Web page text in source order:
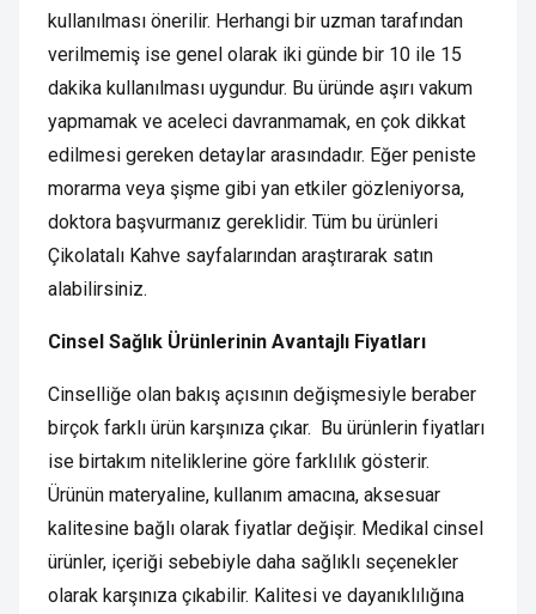
kullanılması önerilir. Herhangi bir uzman tarafından
verilmemiş ise genel olarak iki günde bir 10 ile 15
dakika kullanılması uygundur. Bu üründe aşırı vakum
yapmamak ve aceleci davranmamak, en çok dikkat
edilmesi gereken detaylar arasındadır. Eğer peniste
morarma veya şişme gibi yan etkiler gözleniyorsa,
doktora başvurmanız gereklidir. Tüm bu ürünleri
Çikolatalı Kahve sayfalarından araştırarak satın
alabilirsiniz.
Cinsel Sağlık Ürünlerinin Avantajlı Fiyatları
Cinselliğe olan bakış açısının değişmesiyle beraber
birçok farklı ürün karşınıza çıkar. Bu ürünlerin fiyatları
ise birtakım niteliklerine göre farklılık gösterir.
Ürünün materyaline, kullanım amacına, aksesuar
kalitesine bağlı olarak fiyatlar değişir. Medikal cinsel
ürünler, içeriği sebebiyle daha sağlıklı seçenekler
olarak karşınıza çıkabilir. Kalitesi ve dayanıklılığına